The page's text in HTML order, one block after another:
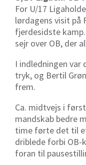
For U/17
lørdagens visit på
fjerdesidste
sejr over OB, der
I indledningen
tryk, og Bertil
frem.
Ca. midtvejs i
mandskab bedre
time førte det til
driblede forbi OB-
foran til